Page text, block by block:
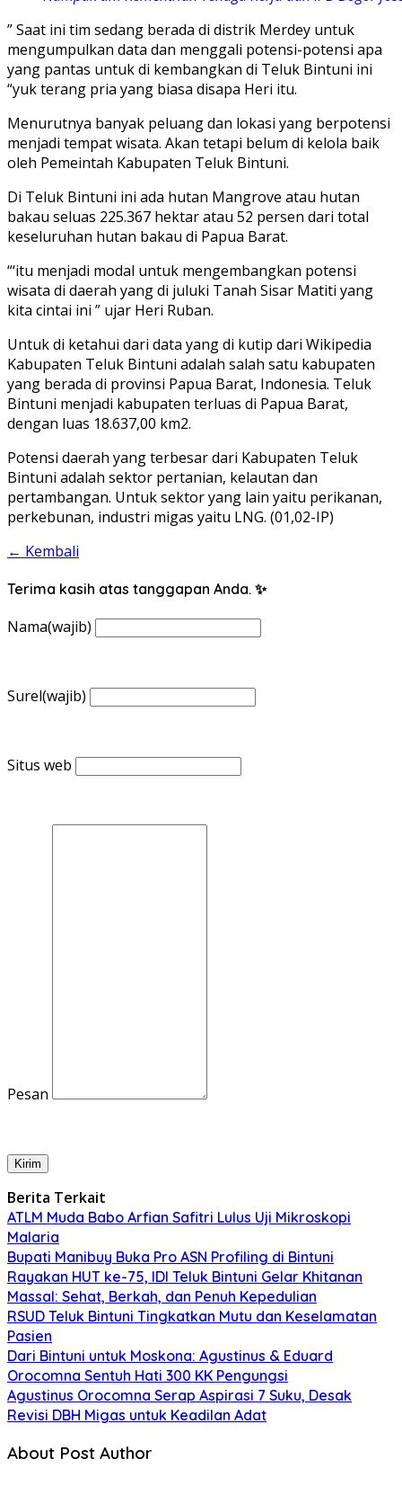
” Saat ini tim sedang berada di distrik Merdey untuk
mengumpulkan data dan menggali potensi-potensi apa
yang pantas untuk di kembangkan di Teluk Bintuni ini
“yuk terang pria yang biasa disapa Heri itu.
Menurutnya banyak peluang dan lokasi yang berpotensi
menjadi tempat wisata. Akan tetapi belum di kelola baik
oleh Pemeintah Kabupaten Teluk Bintuni.
Di Teluk Bintuni ini ada hutan Mangrove atau hutan
bakau seluas 225.367 hektar atau 52 persen dari total
keseluruhan hutan bakau di Papua Barat.
“‘itu menjadi modal untuk mengembangkan potensi
wisata di daerah yang di juluki Tanah Sisar Matiti yang
kita cintai ini ” ujar Heri Ruban.
Untuk di ketahui dari data yang di kutip dari Wikipedia
Kabupaten Teluk Bintuni adalah salah satu kabupaten
yang berada di provinsi Papua Barat, Indonesia. Teluk
Bintuni menjadi kabupaten terluas di Papua Barat,
dengan luas 18.637,00 km2.
Potensi daerah yang terbesar dari Kabupaten Teluk
Bintuni adalah sektor pertanian, kelautan dan
pertambangan. Untuk sektor yang lain yaitu perikanan,
perkebunan, industri migas yaitu LNG. (01,02-IP)
← Kembali
Terima kasih atas tanggapan Anda. ✨
Nama(wajib)
Surel(wajib)
Situs web
Pesan
Kirim
Berita Terkait
ATLM Muda Babo Arfian Safitri Lulus Uji Mikroskopi
Malaria
Bupati Manibuy Buka Pro ASN Profiling di Bintuni
Rayakan HUT ke-75, IDI Teluk Bintuni Gelar Khitanan
Massal: Sehat, Berkah, dan Penuh Kepedulian
RSUD Teluk Bintuni Tingkatkan Mutu dan Keselamatan
Pasien
Dari Bintuni untuk Moskona: Agustinus & Eduard
Orocomna Sentuh Hati 300 KK Pengungsi
Agustinus Orocomna Serap Aspirasi 7 Suku, Desak
Revisi DBH Migas untuk Keadilan Adat
About Post Author